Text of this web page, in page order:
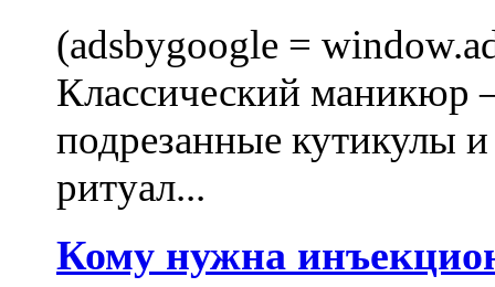
(adsbygoogle =
Классический маникюр
подрезанные кутикулы
ритуал...
Кому нужна